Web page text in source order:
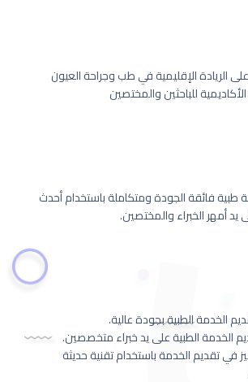
الريادة الإقليمية في طب وجراحة العيون
للباحثين والمختصين
طبية فائقة الجودة ومتكاملة باستخدام أحدث
يد أمهر الخبراء والمختصين.
الخدمة الطبية بجودة عالية.
الخدمة الطبية على يد خبراء متخصصين.
في تقديم الخدمة باستخدام تقنية حديثة